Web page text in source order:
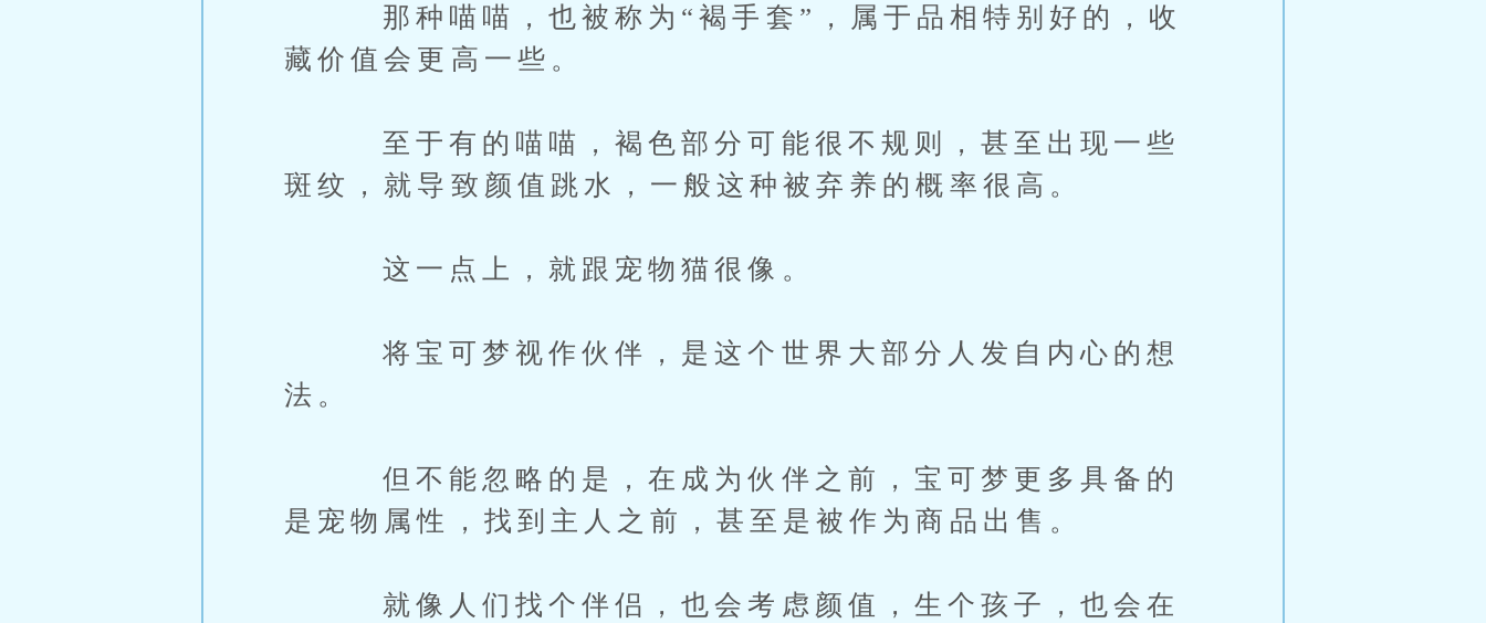
那种喵喵，也被称为“褐手套”，属于品相特别好的，收
藏价值会更高一些。
至于有的喵喵，褐色部分可能很不规则，甚至出现一些
斑纹，就导致颜值跳水，一般这种被弃养的概率很高。
这一点上，就跟宠物猫很像。
将宝可梦视作伙伴，是这个世界大部分人发自内心的想
法。
但不能忽略的是，在成为伙伴之前，宝可梦更多具备的
是宠物属性，找到主人之前，甚至是被作为商品出售。
就像人们找个伴侣，也会考虑颜值，生个孩子，也会在